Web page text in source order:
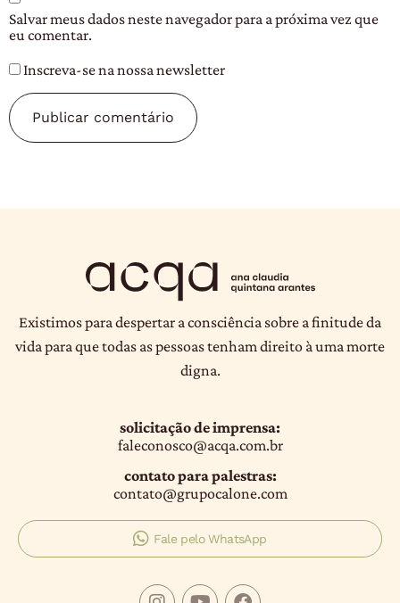
Salvar meus dados neste navegador para a próxima vez que
eu comentar.
Inscreva-se na nossa newsletter
Existimos para despertar a consciência sobre a finitude da
vida para que todas as pessoas tenham direito à uma morte
digna.
solicitação de imprensa:
faleconosco@acqa.com.br
contato para palestras:
contato@grupocalone.com
Fale pelo WhatsApp